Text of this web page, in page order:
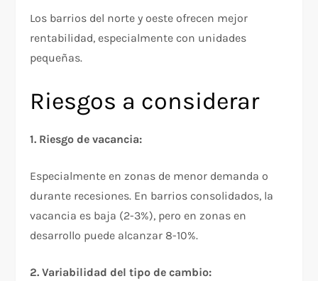
Los barrios del norte y oeste ofrecen mejor
rentabilidad, especialmente con unidades
pequeñas.​
Riesgos a considerar
1. Riesgo de vacancia:
Especialmente en zonas de menor demanda o
durante recesiones. En barrios consolidados, la
vacancia es baja (2-3%), pero en zonas en
desarrollo puede alcanzar 8-10%.​
2. Variabilidad del tipo de cambio: